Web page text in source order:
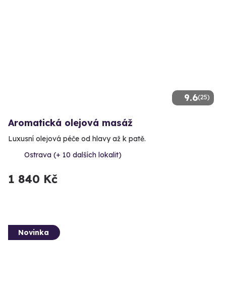
9.6(25)
Aromatická olejová masáž
Luxusní olejová péče od hlavy až k patě.
Ostrava (+ 10 dalších lokalit)
1 840 Kč
Novinka